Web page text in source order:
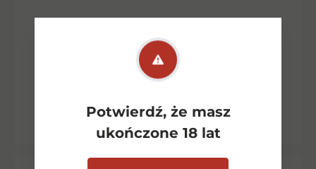
Potwierdź, że masz
ukończone 18 lat